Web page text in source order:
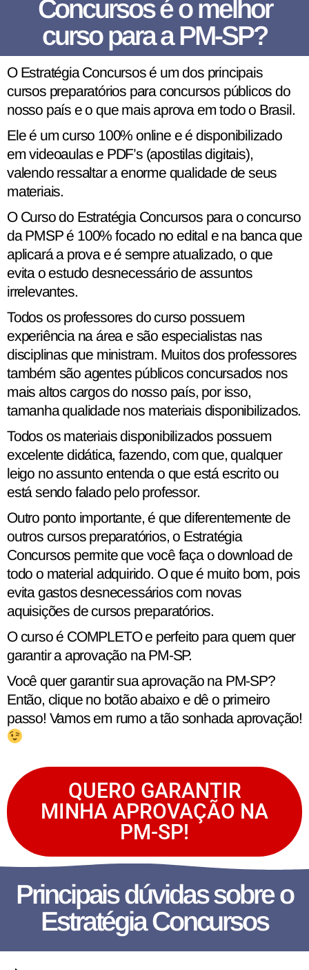
Concursos é o melhor
curso para a PM-SP?
O Estratégia Concursos é um dos principais
cursos preparatórios para concursos públicos do
nosso país e o que mais aprova em todo o Brasil.
Ele é um curso 100% online e é disponibilizado
em videoaulas e PDF’s (apostilas digitais),
valendo ressaltar a enorme qualidade de seus
materiais.
O Curso do Estratégia Concursos para o concurso
da PMSP é 100% focado no edital e na banca que
aplicará a prova e é sempre atualizado, o que
evita o estudo desnecessário de assuntos
irrelevantes.
Todos os professores do curso possuem
experiência na área e são especialistas nas
disciplinas que ministram. Muitos dos professores
também são agentes públicos concursados nos
mais altos cargos do nosso país, por isso,
tamanha qualidade nos materiais disponibilizados.
Todos os materiais disponibilizados possuem
excelente didática, fazendo, com que, qualquer
leigo no assunto entenda o que está escrito ou
está sendo falado pelo professor.
Outro ponto importante, é que diferentemente de
outros cursos preparatórios, o Estratégia
Concursos permite que você faça o download de
todo o material adquirido. O que é muito bom, pois
evita gastos desnecessários com novas
aquisições de cursos preparatórios.
O curso é COMPLETO e perfeito para quem quer
garantir a aprovação na PM-SP.
Você quer garantir sua aprovação na PM-SP?
Então, clique no botão abaixo e dê o primeiro
passo! Vamos em rumo a tão sonhada aprovação!
QUERO GARANTIR
MINHA APROVAÇÃO NA
PM-SP!
Principais dúvidas sobre o
Estratégia Concursos